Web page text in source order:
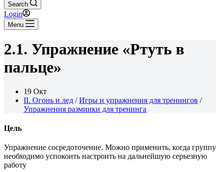
Search
Login
Menu
2.1. Упражнение «Ртуть в
пальце»
19 Окт
II. Огонь и лед /Игры и упражнения для тренингов /
Упражнения разминки для тренинга
Цель
Упражнение сосредоточение. Можно применить, когда группу
необходимо успокоить настроить на дальнейшую серьезную
работу